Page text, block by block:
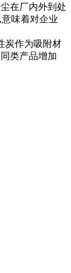
在厂内外到处
味着对企业
炭作为吸附材
类产品增加